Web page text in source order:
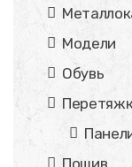
Модели
Обувь
Пошив